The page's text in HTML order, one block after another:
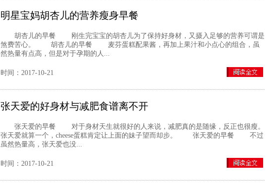
明星宝妈胡杏儿的营养瘦身早餐
胡杏儿的早餐 刚生完宝宝的胡杏儿为了保持好身材，又摄入足够的营养可谓是
煞费苦心。 胡杏儿的早餐 麦芬蛋糕配果酱，再加上果汁和小点心的组合，虽
然热量有点高，但是对于孕期的人...
时间：2017-10-21
张天爱的好身材与减肥食谱离不开
张天爱的早餐 对于身材天生就很好的人来说，减肥真的是随缘，反正也很瘦。
张天爱就算一个，cheese蛋糕肯定让上面的妹子望而却步。 张天爱的早餐 不过
虽然热量高，张天爱也没...
时间：2017-10-21